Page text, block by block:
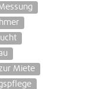
Miete